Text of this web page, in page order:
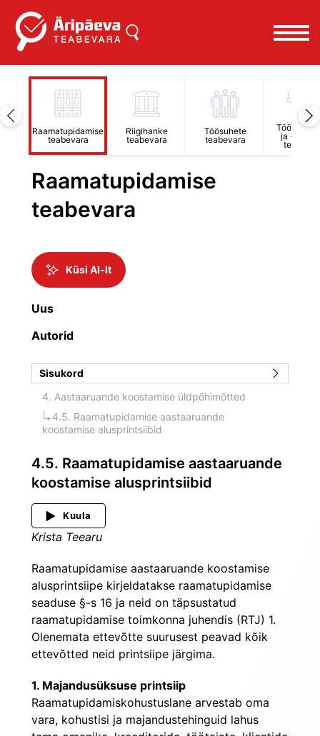
Raamatupidamise
teabevara
Riigihanke
teabevara
Töösuhete
teabevara
ja -
Raamatupidamise
teabevara
Küsi AI-lt
Uus
Autorid
Sisukord
4. Aastaaruande koostamise üldpõhimõtted
4.5. Raamatupidamise aastaaruande
koostamise alusprintsiibid
4.5. Raamatupidamise aastaaruande
koostamise alusprintsiibid
Kuula
Krista Teearu
Raamatupidamise aastaaruande koostamise
alusprintsiipe kirjeldatakse raamatupidamise
seaduse §-s 16 ja neid on täpsustatud
raamatupidamise toimkonna juhendis (RTJ) 1.
Olenemata ettevõtte suurusest peavad kõik
ettevõtted neid printsiipe järgima.
1. Majandusüksuse printsiip
Raamatupidamiskohustuslane arvestab oma
vara, kohustisi ja majandustehinguid lahus